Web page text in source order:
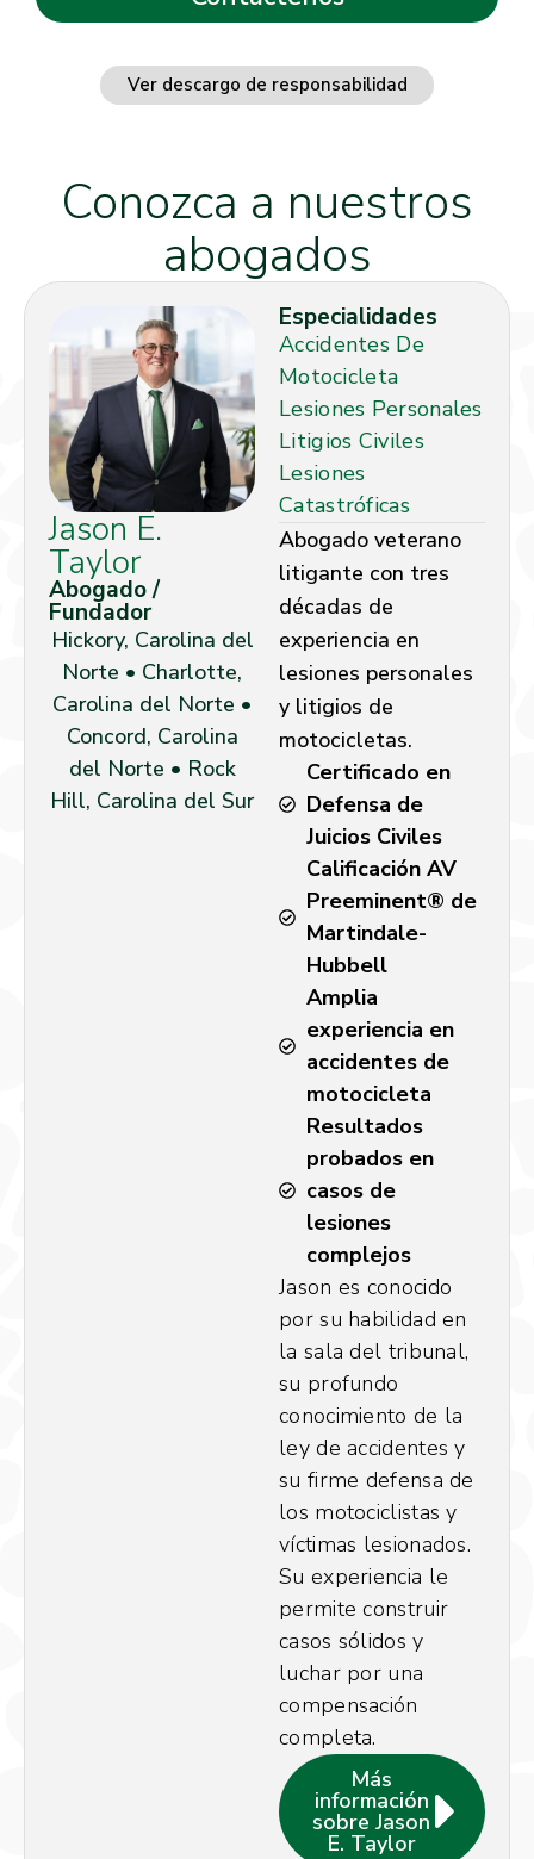
Ver descargo de responsabilidad
Conozca a nuestros
abogados
Jason E.
Taylor
Abogado /
Fundador
Hickory, Carolina del
Norte • Charlotte,
Carolina del Norte •
Concord, Carolina
del Norte • Rock
Hill, Carolina del Sur
Especialidades
Accidentes De
Motocicleta
Lesiones Personales
Litigios Civiles
Lesiones
Catastróficas
Abogado veterano
litigante con tres
décadas de
experiencia en
lesiones personales
y litigios de
motocicletas.
Certificado en
Defensa de
Juicios Civiles
Calificación AV
Preeminent® de
Martindale-
Hubbell
Amplia
experiencia en
accidentes de
motocicleta
Resultados
probados en
casos de
lesiones
complejos
Jason es conocido
por su habilidad en
la sala del tribunal,
su profundo
conocimiento de la
ley de accidentes y
su firme defensa de
los motociclistas y
víctimas lesionados.
Su experiencia le
permite construir
casos sólidos y
luchar por una
compensación
completa.
Más
información
sobre Jason
E. Taylor